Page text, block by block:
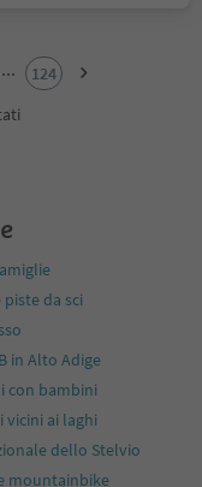
...
124
piste da sci
in Alto Adige
con bambini
vicini ai laghi
dello Stelvio
mountainbike